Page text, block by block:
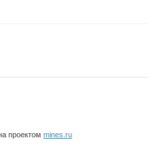
проектом mines.ru